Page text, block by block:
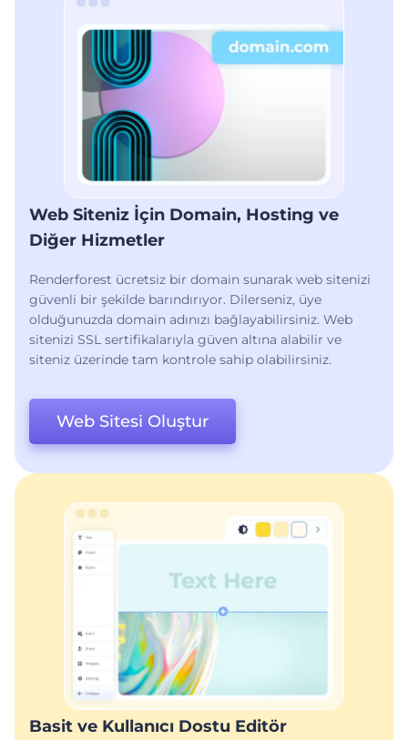
Web Siteniz İçin Domain, Hosting ve
Diğer Hizmetler
Renderforest ücretsiz bir domain sunarak web sitenizi
güvenli bir şekilde barındırıyor. Dilerseniz, üye
olduğunuzda domain adınızı bağlayabilirsiniz. Web
sitenizi SSL sertifikalarıyla güven altına alabilir ve
siteniz üzerinde tam kontrole sahip olabilirsiniz.
Web Sitesi Oluştur
Basit ve Kullanıcı Dostu Editör